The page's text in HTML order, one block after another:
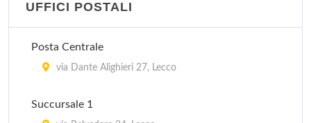
via della Libertà 8, Lierna
UFFICI POSTALI
Posta Centrale
via Dante Alighieri 27, Lecco
Succursale 1